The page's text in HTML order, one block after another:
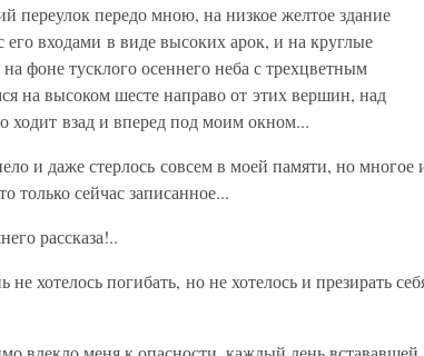
переулок передо мною, на низкое желтое здание
входами в виде высоких арок, и на круглые
фоне тусклого осеннего неба с трехцветным
на высоком шесте направо от этих вершин, над
ходит взад и вперед под моим окном...
и даже стерлось совсем в моей памяти, но многое
только сейчас записанное...
рассказа!..
хотелось погибать, но не хотелось и презирать